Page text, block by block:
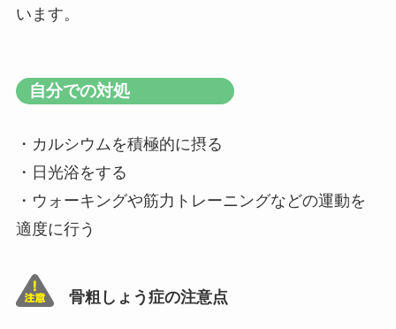
います。
自分での対処
・カルシウムを積極的に摂る
・日光浴をする
・ウォーキングや筋力トレーニングなどの運動を
適度に行う
骨粗しょう症の注意点